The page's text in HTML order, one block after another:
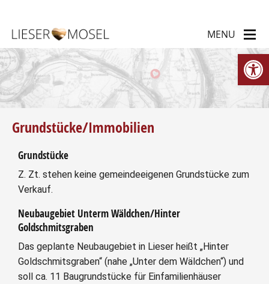
Grundstücke/Immobilien
Grundstücke
Z. Zt. stehen keine gemeindeeigenen Grundstücke zum
Verkauf.
Neubaugebiet Unterm Wäldchen/Hinter
Goldschmitsgraben
Das geplante Neubaugebiet in Lieser heißt „Hinter
Goldschmitsgraben“ (nahe „Unter dem Wäldchen“) und
soll ca. 11 Baugrundstücke für Einfamilienhäuser